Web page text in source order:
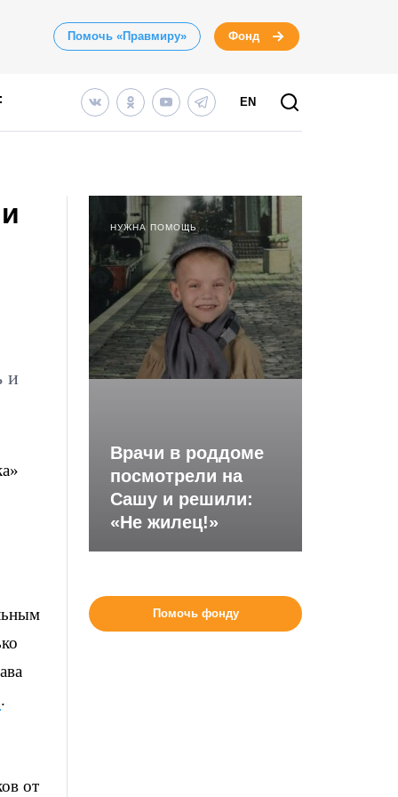
Помочь «Правмиру» Фонд
EN
и
.
от
НУЖНА ПОМОЩЬ
Врачи в роддоме
посмотрели на
Сашу и решили:
«Не жилец!»
Помочь фонду